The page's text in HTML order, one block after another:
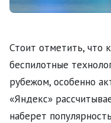
Стоит отметить, что
беспилотные
рубежом, особенно
«Яндекс»
наберет